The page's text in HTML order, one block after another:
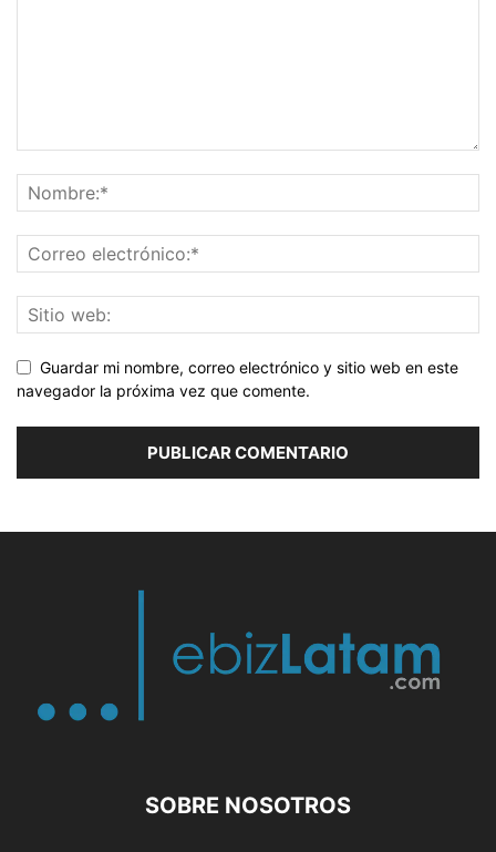
Guardar mi nombre, correo electrónico y sitio web en este
navegador la próxima vez que comente.
SOBRE NOSOTROS